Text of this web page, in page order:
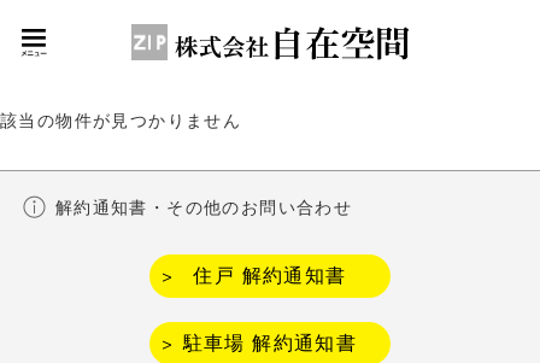
該当の物件が見つかりません
解約通知書・その他のお問い合わせ
住戸 解約通知書
駐車場 解約通知書